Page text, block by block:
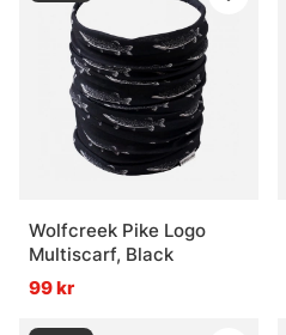
Wolfcreek Pike Logo
Multiscarf, Black
99 kr